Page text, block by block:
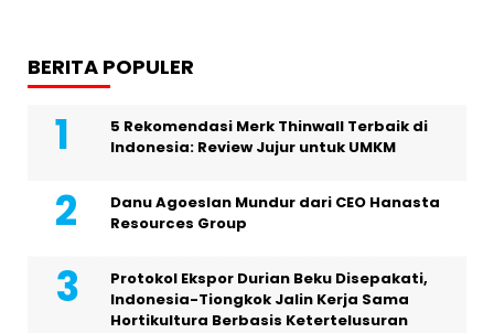
BERITA POPULER
5 Rekomendasi Merk Thinwall Terbaik di
Indonesia: Review Jujur untuk UMKM
Danu Agoeslan Mundur dari CEO Hanasta
Resources Group
Protokol Ekspor Durian Beku Disepakati,
Indonesia-Tiongkok Jalin Kerja Sama
Hortikultura Berbasis Ketertelusuran